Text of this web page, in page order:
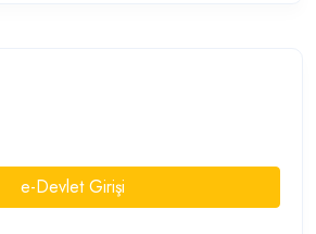
e-Devlet Girişi